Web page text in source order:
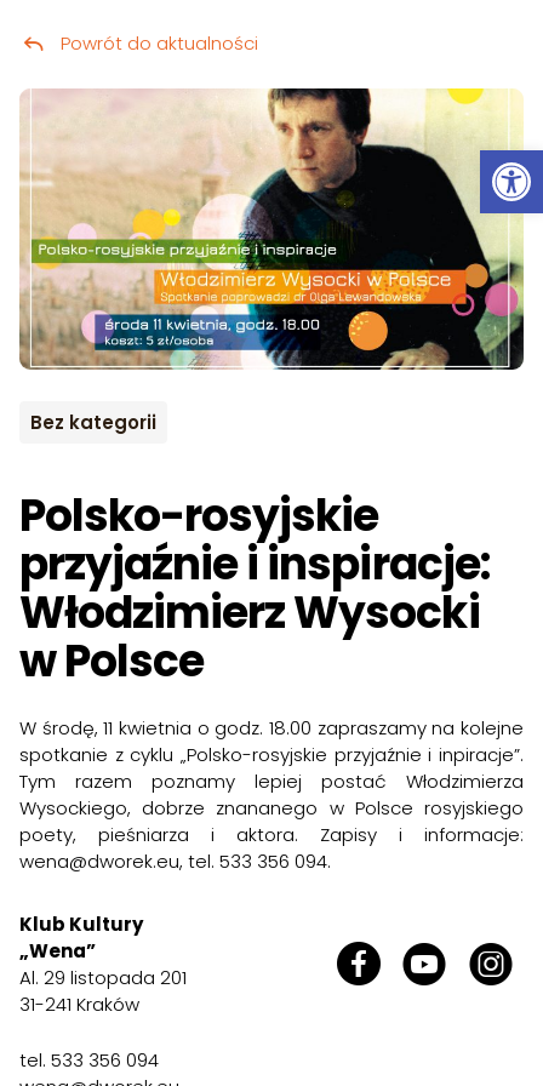
Przeskocz do treści
Bez kategorii
Polsko-rosyjskie
przyjaźnie i inspiracje:
Włodzimierz Wysocki
w Polsce
Powrót do aktualności
W środę, 11 kwietnia o godz. 18.00 zapraszamy na kolejne
spotkanie z cyklu „Polsko-rosyjskie przyjaźnie i inpiracje”.
Tym razem poznamy lepiej postać Włodzimierza
Wysockiego, dobrze znananego w Polsce rosyjskiego
poety, pieśniarza i aktora. Zapisy i informacje:
wena@dworek.eu, tel. 533 356 094.
Klub Kultury
„Wena”
Al. 29 listopada 201
31-241 Kraków
tel. 533 356 094